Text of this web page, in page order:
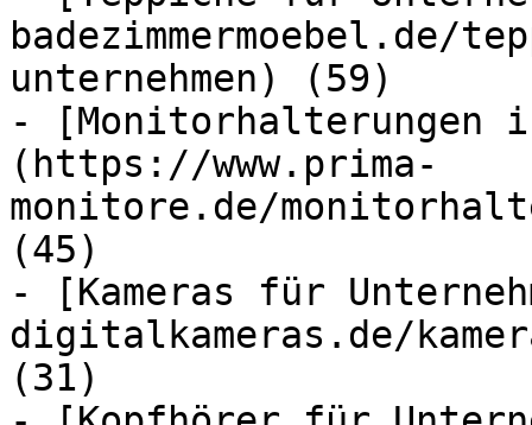
badezimmermoebel.de/
unternehmen) (59)
- [Monitorhalterungen
(https://www.prima-
monitore.de/
(45)
- [Kameras für
digitalkameras.de/
(31)